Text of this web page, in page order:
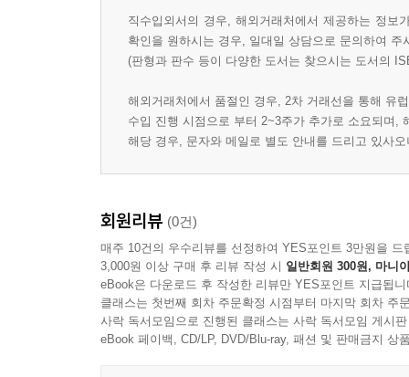
직수입외서의 경우, 해외거래처에서 제공하는 정
확인을 원하시는 경우, 일대일 상담으로 문의하여 주
(판형과 판수 등이 다양한 도서는 찾으시는 도서의
해외거래처에서 품절인 경우, 2차 거래선을 통해 유
수입 진행 시점으로 부터 2~3주가 추가로 소요되며,
해당 경우, 문자와 메일로 별도 안내를 드리고 있사
회원리뷰 (0건)
매주 10건의 우수리뷰를 선정하여 YES포인트 3만원을 드
3,000원 이상 구매 후 리뷰 작성 시 일반회원 300원, 마니
eBook은 다운로드 후 작성한 리뷰만 YES포인트 지급됩니
클래스는 첫번째 회차 주문확정 시점부터 마지막 회차 주
사락 독서모임으로 진행된 클래스는 사락 독서모임 게시
eBook 페이백, CD/LP, DVD/Blu-ray, 패션 및 판매금지 상